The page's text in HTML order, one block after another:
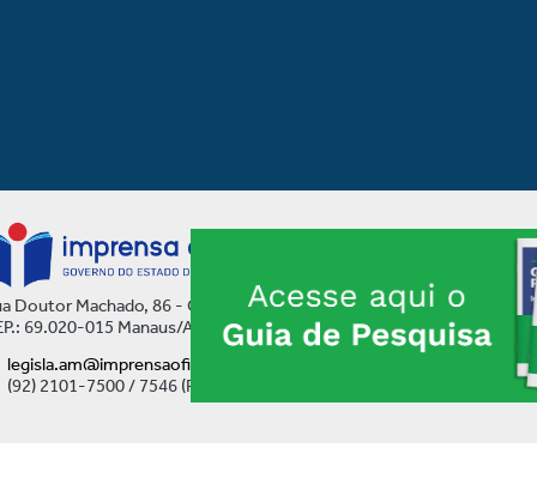
Doutor Machado, 86 - Centro
69.020-015 Manaus/AM
legisla.am@imprensaoficial.am.gov.br
(92) 2101-7500 / 7546 (Ramal)